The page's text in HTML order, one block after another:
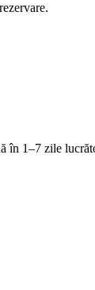
în 1–7 zile